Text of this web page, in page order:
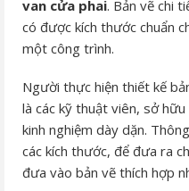
van cửa phai. Bản vẽ chi
có được kích thước chuẩn
một công trình.
Người thực hiện thiết kế
là các kỹ thuật viên, sở
kinh nghiệm dày dặn.
các kích thước, để đưa ra
đưa vào bản vẽ thích hợp